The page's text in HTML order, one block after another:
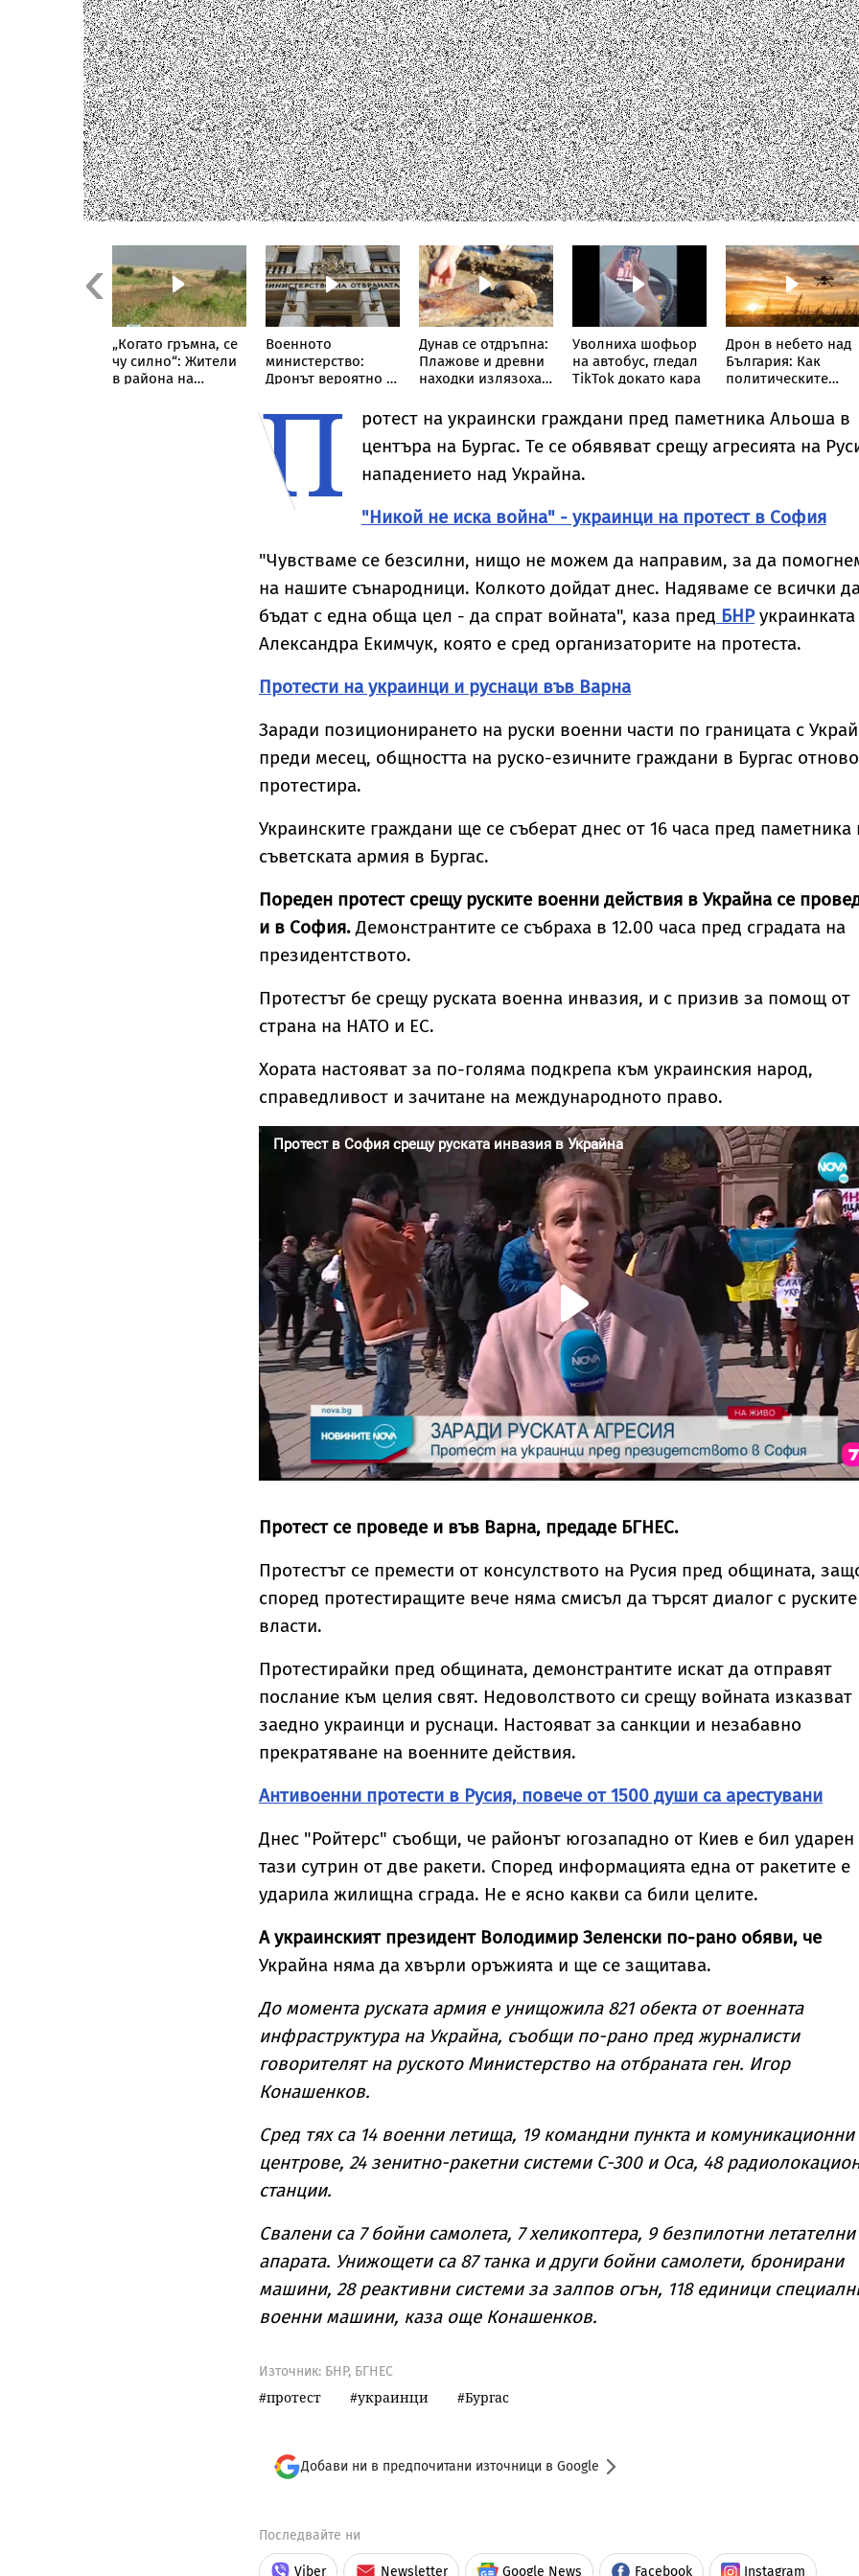
Previous
„Когато гръмна, се
чу силно“: Жители
в района на
Военното
министерство:
Дронът вероятно е
инцидентът не е
преднамерен
Дунав се отдръпна:
Плажове и древни
находки излязоха
Уволниха шофьор
на автобус, гледал
TikTok докато кара
Дрон в небето над
България: Как
политическите
коментираха
инцидента
П
ротест на украински граждани пред паметника Альоша в
центъра на Бургас. Те се обявяват срещу агресията на
нападението над Украйна.
"Никой не иска война" - украинци на протест в София
"Чувстваме се безсилни, нищо не можем да направим, за да
на нашите сънародници. Колкото дойдат днес. Надяваме се всички
бъдат с една обща цел - да спрат войната", каза пред БНРукраинката
Александра Екимчук, която е сред организаторите на протеста.
Протести на украинци и руснаци във Варна
Заради позиционирането на руски военни части по границата с
преди месец, общността на руско-езичните граждани в Бургас отново
протестира.
Украинските граждани ще се съберат днес от 16 часа пред паметника
съветската армия в Бургас.
Пореден протест срещу руските военни действия в Украйна се
и в София.Демонстрантите се събраха в 12.00 часа пред сградата на
президентството.
Протестът бе срещу руската военна инвазия, и с призив за помощ от
страна на НАТО и ЕС.
Хората настояват за по-голяма подкрепа към украинския народ,
справедливост и зачитане на международното право.
Протест се проведе и във Варна, предаде БГНЕС.
Протестът се премести от консулството на Русия пред общината,
според протестиращите вече няма смисъл да търсят диалог с руските
власти.
Протестирайки пред общината, демонстрантите искат да отправят
послание към целия свят. Недоволството си срещу войната изказват
заедно украинци и руснаци. Настояват за санкции и незабавно
прекратяване на военните действия.
Антивоенни протести в Русия, повече от 1500 души са арестувани
Днес "Ройтерс" съобщи, че районът югозападно от Киев е бил ударен
тази сутрин от две ракети. Според информацията една от ракетите е
ударила жилищна сграда. Не е ясно какви са били целите.
А украинският президент Володимир Зеленски по-рано обяви, че
Украйна няма да хвърли оръжията и ще се защитава.
До момента руската армия е унищожила 821 обекта от военната
инфраструктура на Украйна, съобщи по-рано пред журналисти
говорителят на руското Министерство на отбраната ген. Игор
Конашенков.
Сред тях са 14 военни летища, 19 командни пункта и комуникационни
центрове, 24 зенитно-ракетни системи С-300 и Оса, 48
станции.
Свалени са 7 бойни самолета, 7 хеликоптера, 9 безпилотни летателни
апарата. Унижощети са 87 танка и други бойни самолети, бронирани
машини, 28 реактивни системи за залпов огън, 118 единици
военни машини, каза още Конашенков.
Източник: БНР, БГНЕС
протест украинци Бургас
Добави ни в предпочитани източници в Google
Последвайте ни
Viber Newsletter Google News Facebook Instagram